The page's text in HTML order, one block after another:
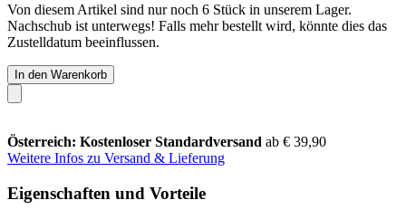
Von diesem Artikel sind nur noch 6 Stück in unserem Lager.
Nachschub ist unterwegs! Falls mehr bestellt wird, könnte dies das
Zustelldatum beeinflussen.
In den Warenkorb
Österreich: Kostenloser Standardversand ab € 39,90
Weitere Infos zu Versand & Lieferung
Eigenschaften und Vorteile